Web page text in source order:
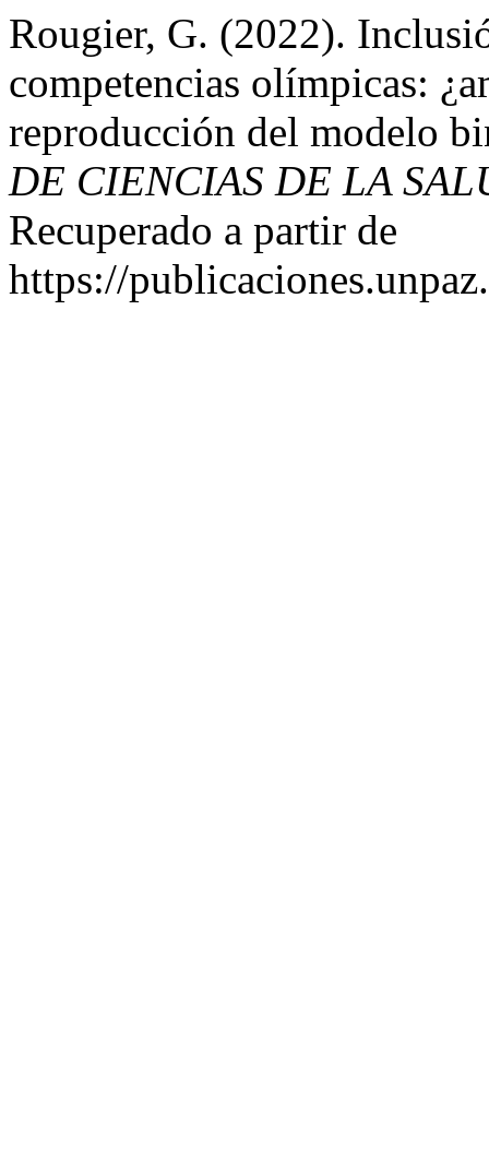
Rougier, G. (2022).
competencias olímpicas:
reproducción del modelo
DE CIENCIAS DE LA
Recuperado a partir de
https://